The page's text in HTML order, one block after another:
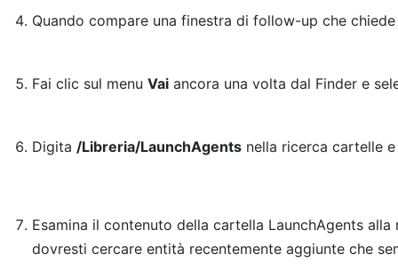
Quando compare una finestra di follow-up che
Fai clic sul menuVai ancora una volta dal Finder e
Digita /Libreria/LaunchAgents nella ricerca cartelle
Esamina il contenuto della cartella LaunchAgents
dovresti cercare entità recentemente aggiunte che